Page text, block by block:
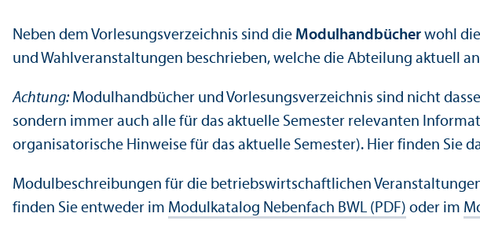
Neben dem Vorlesungs­verzeichnis sind die Modulhandbücher wohl
und Wahl­veranstaltungen beschrieben, welche die Abteilung aktuell
Achtung:Modulhandbücher und Vorlesungs­verzeichnis sind nicht
sondern immer auch alle für das aktuelle Semester relevanten
organisatorische Hinweise für das aktuelle Semester). Hier finden Sie
Modulbeschreibungen für die betriebs­wirtschaft­lichen
finden Sie entweder im Modulkatalog Nebenfach BWL (PDF) oder im